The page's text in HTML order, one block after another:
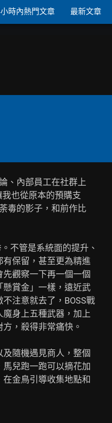
時內熱門文章 最新文章
、內部員工在社群上
也從原本的預購支
毒的影子，和前作比
不管是系統面的提升、
保留，甚至更為精進
觀察一下再一個一個
賞金」一樣，遠近武
注意就去了，BOSS戰
身上五種武器，加上
，殺得非常痛快。
隨機遇見商人，整個
兒跑一跑可以摘花加
金鳥引導收集地點和